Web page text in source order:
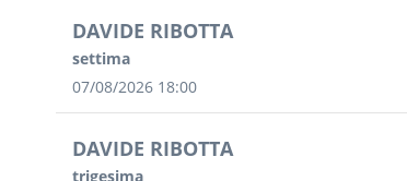
DAVIDE RIBOTTA
settima
07/08/2026 18:00
DAVIDE RIBOTTA
trigesima